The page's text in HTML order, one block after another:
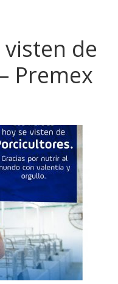
de
Premex